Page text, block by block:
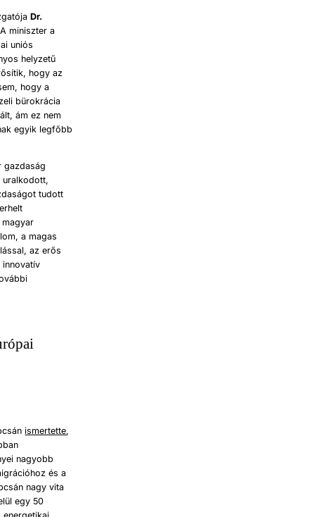
Dr.
miniszter a
uniós
helyzetű
hogy az
hogy a
bürokrácia
ám ez nem
egyik legfőbb
gazdaság
uralkodott,
tudott
a magas
az erős
ismertette,
nagyobb
és a
nagy vita
egy 50